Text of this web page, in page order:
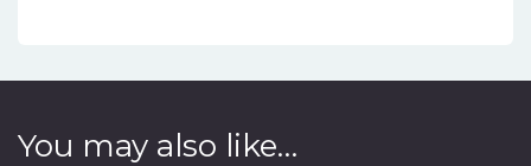
You may also like…